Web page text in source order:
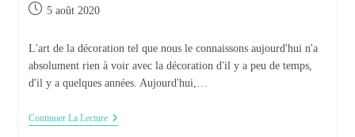
Publication
5 août 2020
L'art de la décoration tel que nous le connaissons aujourd'hui n'a
absolument rien à voir avec la décoration d'il y a peu de temps,
d'il y a quelques années. Aujourd'hui,…
Continuer La LectureBesoin